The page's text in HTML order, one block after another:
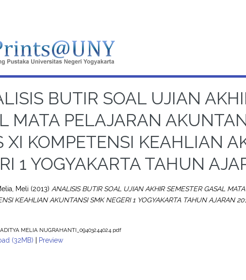
BUTIR SOAL UJIAN
MATA PELAJARAN
XI KOMPETENSI KEAHLIAN
1 YOGYAKARTA TAHUN
Meli (2013) ANALISIS BUTIR SOAL UJIAN AKHIR SEMESTER GASAL
KEAHLIAN AKUNTANSI SMK NEGERI 1 YOGYAKARTA TAHUN AJARAN
MELIA NUGRAHANTI_09403244024.pdf
(32MB) | Preview